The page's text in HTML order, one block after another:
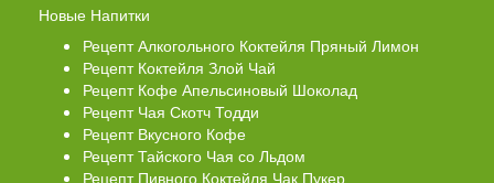
Новые Напитки
Рецепт Алкогольного Коктейля Пряный Лимон
Рецепт Коктейля Злой Чай
Рецепт Кофе Апельсиновый Шоколад
Рецепт Чая Скотч Тодди
Рецепт Вкусного Кофе
Рецепт Тайского Чая со Льдом
Рецепт Пивного Коктейля Чак Пукер